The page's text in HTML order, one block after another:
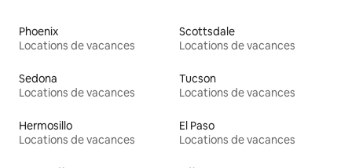
Phoenix
Locations de vacances
Scottsdale
Locations de vacances
Sedona
Locations de vacances
Tucson
Locations de vacances
Hermosillo
Locations de vacances
El Paso
Locations de vacances